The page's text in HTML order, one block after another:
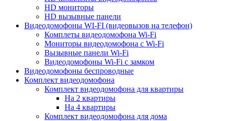
HD мониторы
HD вызывные панели
Видеодомофоны WI-FI (видеовызов на телефон)
Комплеты видеодомофона Wi-Fi
Мониторы видеодомофона с Wi-Fi
Вызывные панели Wi-Fi
Видеодомофоны Wi-Fi с замком
Видеодомофоны беспроводные
Комплект видеодомофона
Комплект видеодомофона для квартиры
На 2 квартиры
На 4 квартиры
Комплект видеодомофона для дома